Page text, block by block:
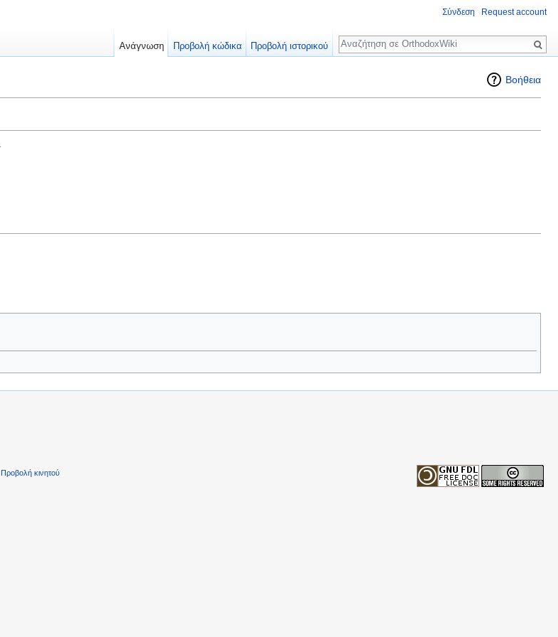
Βοήθεια
Σύνδεση Request account
Ανάγνωση Προβολή κώδικα Προβολή ιστορικού
Αναζήτηση
Προβολή κινητού